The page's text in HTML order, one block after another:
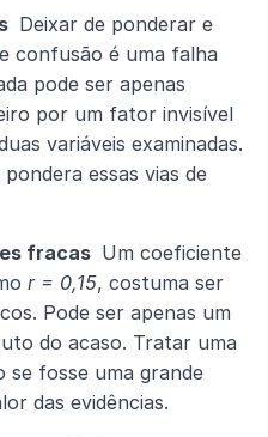
Deixar de ponderar e
confusão é uma falha
pode ser apenas
por um fator invisível
variáveis examinadas.
essas vias de
fracas Um coeficiente
r = 0,15, costuma ser
Pode ser apenas um
do acaso. Tratar uma
fosse uma grande
das evidências.